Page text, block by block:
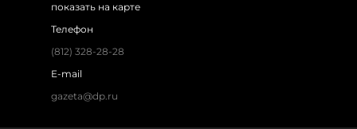
показать на карте
Телефон
(812) 328-28-28
E-mail
gazeta@dp.ru